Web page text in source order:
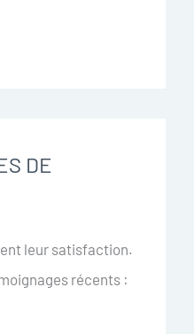
DE
leur satisfaction.
récents :